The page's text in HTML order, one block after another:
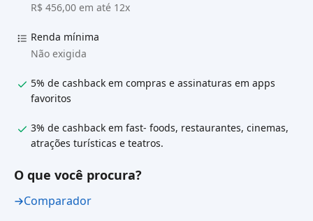
R$ 456,00 em até 12x
Renda mínima
Não exigida
5% de cashback em compras e assinaturas em apps
favoritos
3% de cashback em fast- foods, restaurantes, cinemas,
atrações turísticas e teatros.
O que você procura?
Comparador